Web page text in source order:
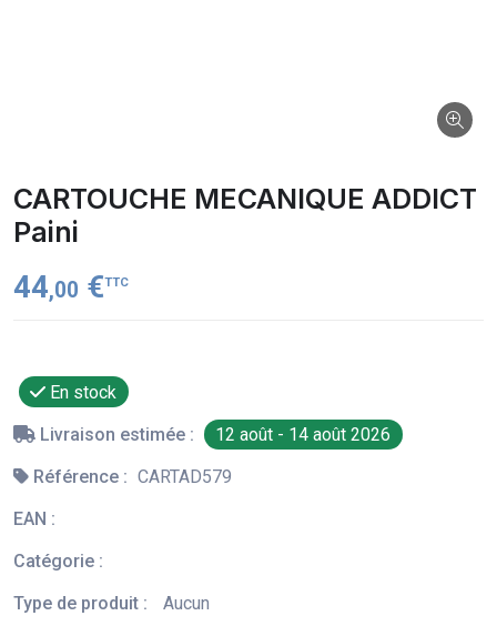
CARTOUCHE MECANIQUE ADDICT
Paini
44,00 €TTC
En stock
Livraison estimée :
12 août - 14 août 2026
Référence : CARTAD579
EAN :
Catégorie :
Type de produit :
Aucun